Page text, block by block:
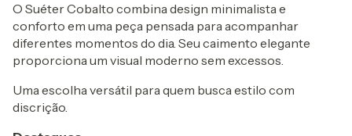
O Suéter Cobalto combina design minimalista e
conforto em uma peça pensada para acompanhar
diferentes momentos do dia. Seu caimento elegante
proporciona um visual moderno sem excessos.
Uma escolha versátil para quem busca estilo com
discrição.